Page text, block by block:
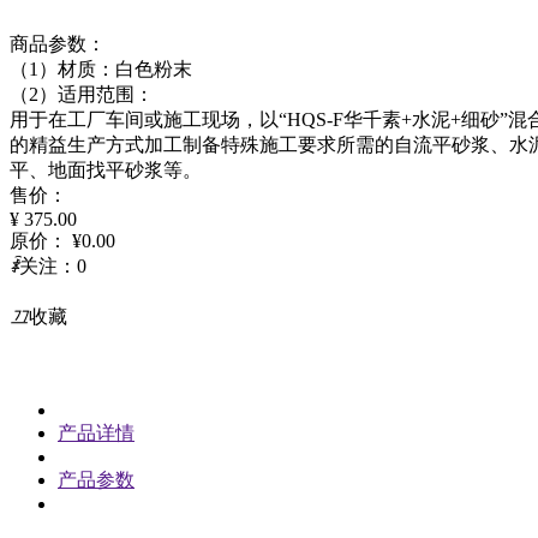
商品参数：
（1）材质：白色粉末
（2）适用范围：
用于在工厂车间或施工现场，以“HQS-F华千素+水泥+细砂”混
的精益生产方式加工制备特殊施工要求所需的自流平砂浆、水
平、地面找平砂浆等。
售价：
¥ 375.00
原价：
¥0.00
ꄑ关注： 0
끄收藏
产品详情
产品参数